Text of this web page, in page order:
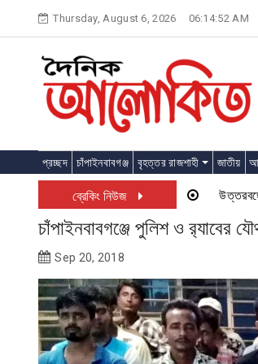
content
Thursday, August 6, 2026 06:14:53 AM
প্রচ্ছদ চাঁপাইনবাবগঞ্জ বৃহত্তর রাজশাহী জাতীয়
ব্রেকিং নিউজ উত্তরবঙ্গে
চাঁপাইনবাবগঞ্জে পুলিশ ও র‌্যাবের
Sep 20, 2018